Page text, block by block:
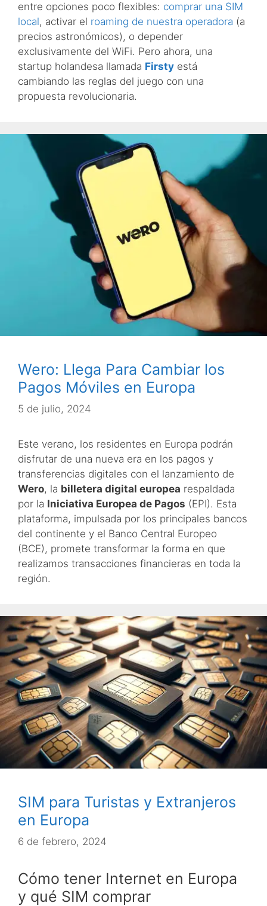
entre opciones poco flexibles: comprar una SIM
local, activar el roaming de nuestra operadora (a
precios astronómicos), o depender
exclusivamente del WiFi. Pero ahora, una
startup holandesa llamada Firsty está
cambiando las reglas del juego con una
propuesta revolucionaria.
Wero: Llega Para Cambiar los
Pagos Móviles en Europa
5 de julio, 2024
Este verano, los residentes en Europa podrán
disfrutar de una nueva era en los pagos y
transferencias digitales con el lanzamiento de
Wero, la billetera digital europea respaldada
por la Iniciativa Europea de Pagos (EPI). Esta
plataforma, impulsada por los principales bancos
del continente y el Banco Central Europeo
(BCE), promete transformar la forma en que
realizamos transacciones financieras en toda la
región.
SIM para Turistas y Extranjeros
en Europa
6 de febrero, 2024
Cómo tener Internet en Europa
y qué SIM comprar